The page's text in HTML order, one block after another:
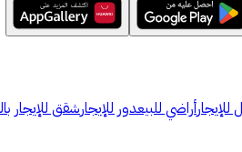
للإيجارأراضي للبيعدور للإيجارشقق للإيجار